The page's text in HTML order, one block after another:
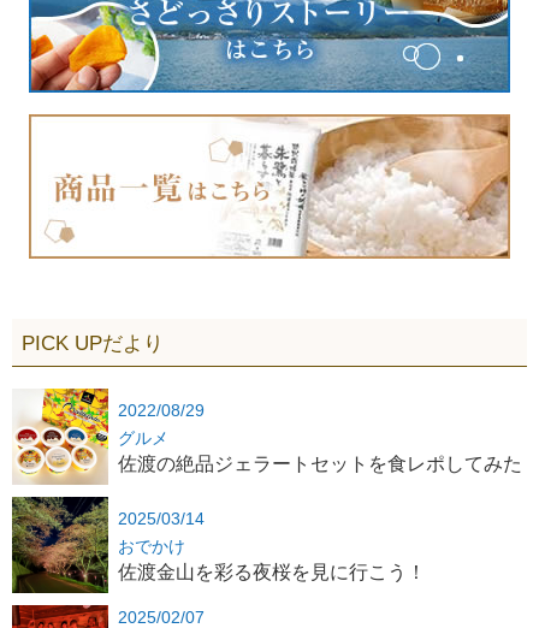
PICK UPだより
2022/08/29
グルメ
佐渡の絶品ジェラートセットを食レポしてみた
2025/03/14
おでかけ
佐渡金山を彩る夜桜を見に行こう！
2025/02/07